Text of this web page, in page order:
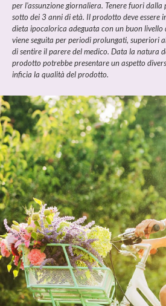
per l’assunzione giornaliera. Tenere fuori
sotto dei 3 anni di età. Il prodotto deve essere
dieta ipocalorica adeguata con un buon livello
viene seguita per periodi prolungati, superiori
di sentire il parere del medico. Data la natura
prodotto potrebbe presentare un aspetto
inficia la qualità del prodotto.